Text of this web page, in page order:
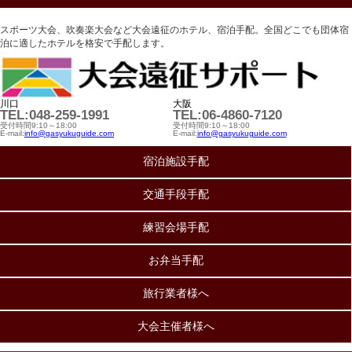
スポーツ大会、吹奏楽大会など大会遠征のホテル、宿泊手配。全国どこでも団体宿
泊に適したホテルを格安で手配します。
川口
TEL:048-259-1991
受付時間9:10～18:00
E-mail:info@gasyukuguide.com
大阪
TEL:06-4860-7120
受付時間9:10～18:00
E-mail:info@gasyukuguide.com
宿泊施設手配
交通手段手配
練習会場手配
お弁当手配
旅行業者様へ
大会主催者様へ